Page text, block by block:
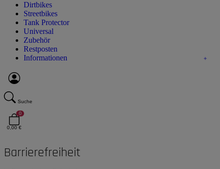
Dirtbikes
Streetbikes
Tank Protector
Universal
Zubehör
Restposten
Informationen
Suche
0
0,00 €
Barrierefreiheit